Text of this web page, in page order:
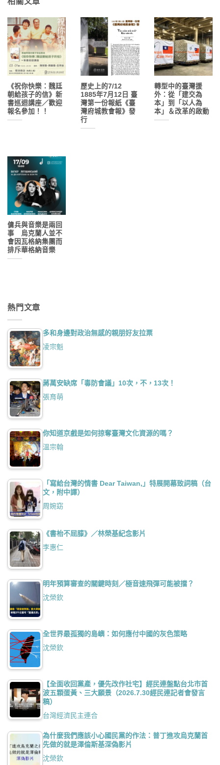
《祝你快樂：魏廷
朝給孩子的信》新
書巡迴講座／歡迎
報名參加！！
歷史上的7/12
1885年7月12日 臺
灣第一份報紙《臺
灣府城教會報》發
行
轉型中的臺灣援
外：從「建交為
本」到「以人為
本」＆改革的啟動
傭兵與音樂是兩回
事 烏克蘭人並不
會因瓦格納集團而
排斥華格納音樂
熱門文章
多和身邊對政治無感的親朋好友拉票
凌宗魁
蔣萬安缺席「毒防會議」10次，不，13次！
張育萌
你知道京戲是如何掠奪臺灣文化資源的嗎？
溫宗翰
「寫給台灣的情書 Dear Taiwan,」特展開幕致詞稿（台
文，附中譯）
周婉窈
《書枱不屈膝》／林榮基紀念影片
李惠仁
明年預算審查的關鍵時刻／極音速飛彈可能被擋？
沈榮欽
全世界最孤獨的島嶼：如何應付中國的灰色策略
沈榮欽
【全面收回黨產，優先改作社宅】經民連盤點台北市首
波五顆蛋黃、三大願景（2026.7.30經民連記者會發言
稿）
台灣經濟民主連合
為什麼我們應該小心國民黨的作法：普丁進攻烏克蘭首
先做的就是澤倫斯基深偽影片
沈榮欽